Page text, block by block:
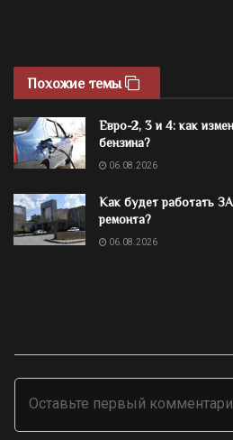
Похожие темы
Евро-2, 3 и 4: как
бензина?
06.08.2026
Как будет работать
ремонта?
06.08.2026